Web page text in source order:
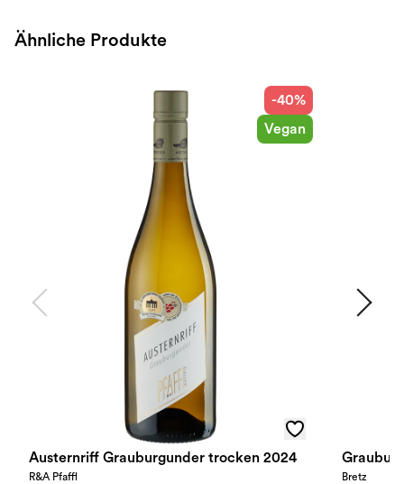
Ähnliche Produkte
-40%
Vegan
Austernriff Grauburgunder trocken 2024
R&A Pfaffl Bretz